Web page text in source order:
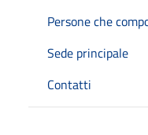
Persone che
Sede principale
Contatti